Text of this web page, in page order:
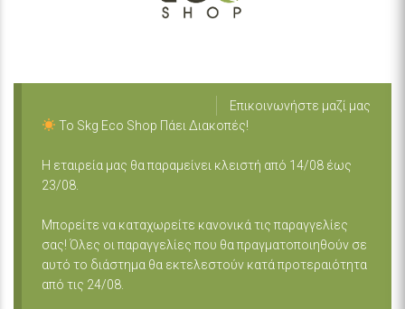
Επικοινωνήστε μαζί μας
Το Skg Eco Shop Πάει Διακοπές!
Η εταιρεία μας θα παραμείνει κλειστή από 14/08 έως
23/08.
Μπορείτε να καταχωρείτε κανονικά τις παραγγελίες
σας! Όλες οι παραγγελίες που θα πραγματοποιηθούν σε
αυτό το διάστημα θα εκτελεστούν κατά προτεραιότητα
από τις 24/08.